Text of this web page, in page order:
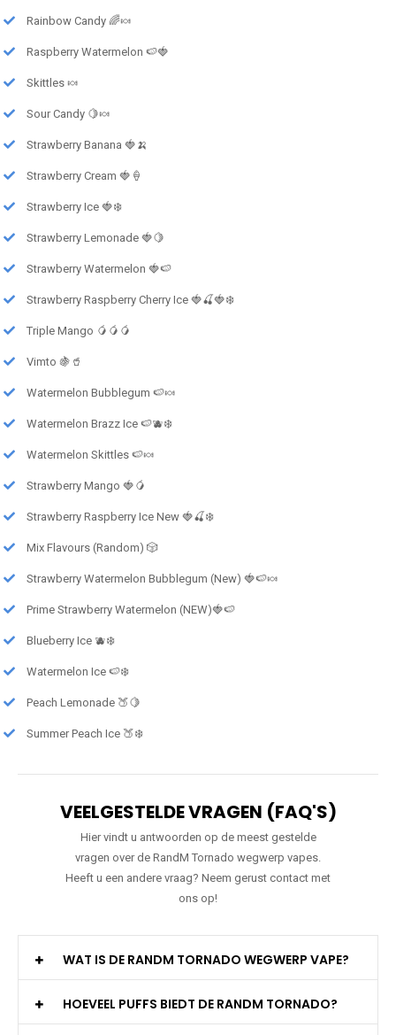
Rainbow Candy 🌈🍬
Raspberry Watermelon 🍉🍓
Skittles 🍬
Sour Candy 🍋🍬
Strawberry Banana 🍓🍌
Strawberry Cream 🍓🍦
Strawberry Ice 🍓❄️
Strawberry Lemonade 🍓🍋
Strawberry Watermelon 🍓🍉
Strawberry Raspberry Cherry Ice 🍓🍒🍓❄️
Triple Mango 🥭🥭🥭
Vimto 🍇🥤
Watermelon Bubblegum 🍉🍬
Watermelon Brazz Ice 🍉🫐❄️
Watermelon Skittles 🍉🍬
Strawberry Mango 🍓🥭
Strawberry Raspberry Ice New 🍓🍒❄️
Mix Flavours (Random) 🎲
Strawberry Watermelon Bubblegum (New) 🍓🍉🍬
Prime Strawberry Watermelon (NEW)🍓🍉
Blueberry Ice 🫐❄️
Watermelon Ice 🍉❄️
Peach Lemonade 🍑🍋
Summer Peach Ice 🍑❄️
VEELGESTELDE VRAGEN (FAQ'S)
Hier vindt u antwoorden op de meest gestelde
vragen over de RandM Tornado wegwerp vapes.
Heeft u een andere vraag? Neem gerust contact met
ons op!
WAT IS DE RANDM TORNADO WEGWERP VAPE?
HOEVEEL PUFFS BIEDT DE RANDM TORNADO?